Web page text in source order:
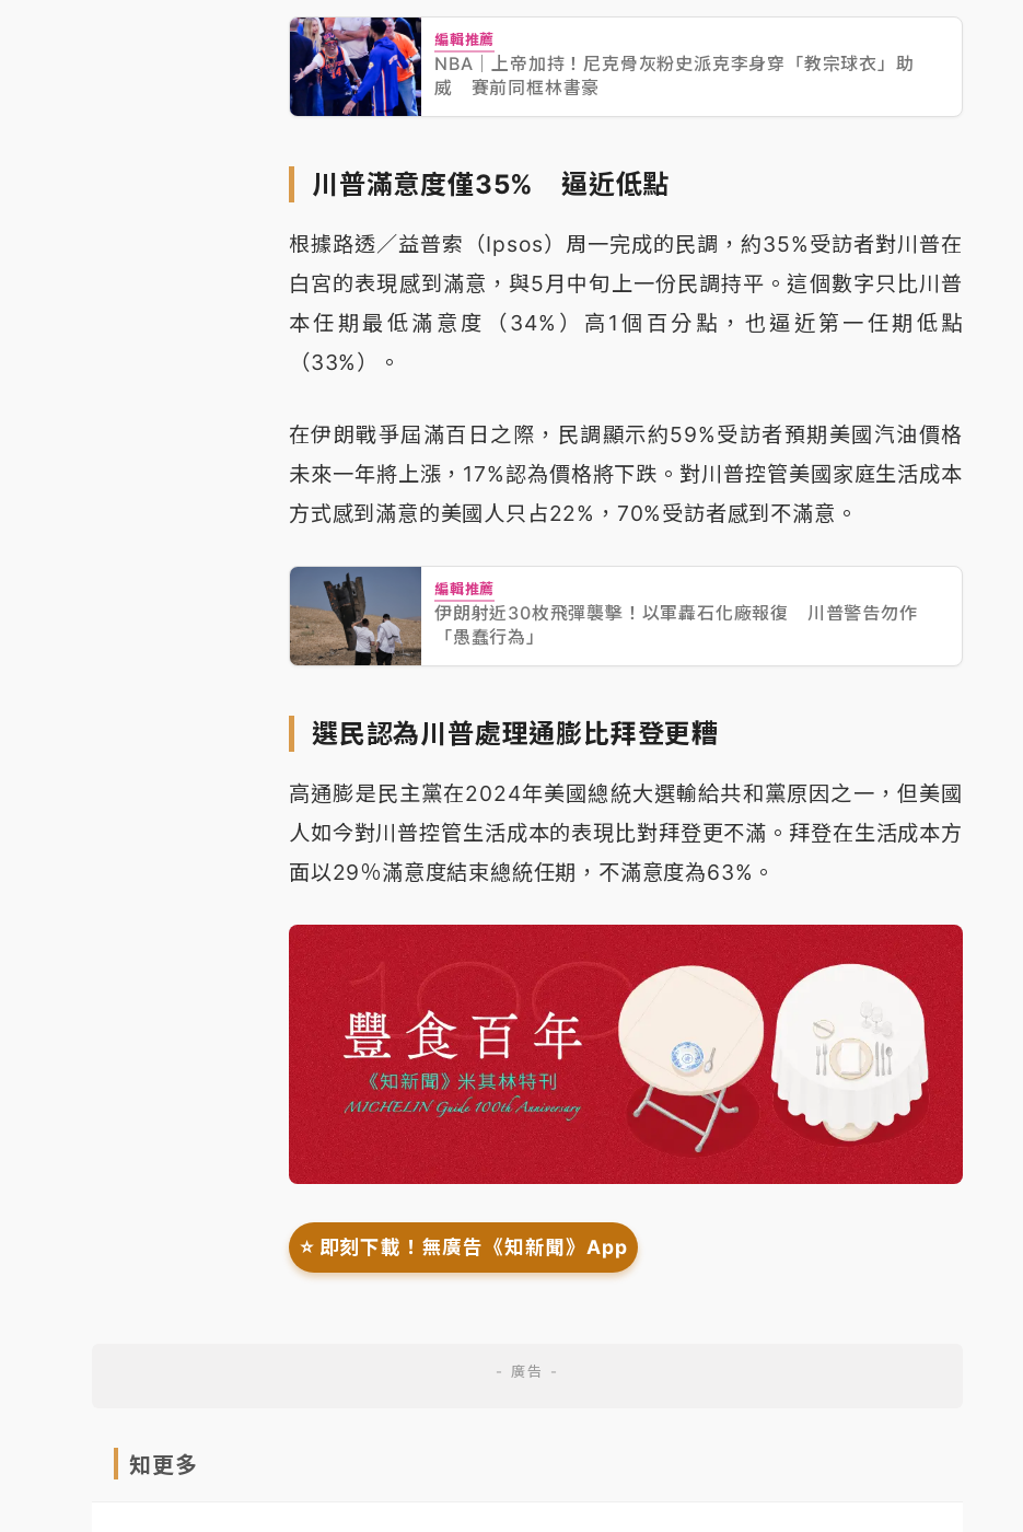
編輯推薦
NBA｜上帝加持！尼克骨灰粉史派克李身穿「教宗球衣」助
威 賽前同框林書豪
川普滿意度僅35% 逼近低點
根據路透／益普索（Ipsos）周一完成的民調，約35%受訪者對川普在
白宮的表現感到滿意，與5月中旬上一份民調持平。這個數字只比川普
本任期最低滿意度（34%）高1個百分點，也逼近第一任期低點
（33%）。
在伊朗戰爭屆滿百日之際，民調顯示約59%受訪者預期美國汽油價格
未來一年將上漲，17%認為價格將下跌。對川普控管美國家庭生活成本
方式感到滿意的美國人只占22%，70%受訪者感到不滿意。
編輯推薦
伊朗射近30枚飛彈襲擊！以軍轟石化廠報復 川普警告勿作
「愚蠢行為」
選民認為川普處理通膨比拜登更糟
高通膨是民主黨在2024年美國總統大選輸給共和黨原因之一，但美國
人如今對川普控管生活成本的表現比對拜登更不滿。拜登在生活成本方
面以29％滿意度結束總統任期，不滿意度為63%。
⭐️ 即刻下載！無廣告《知新聞》App
知更多